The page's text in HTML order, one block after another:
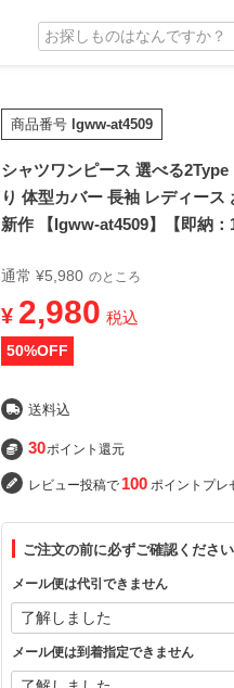
商品番号 lgww-at4509
シャツワンピース 選べる
り 体型カバー 長袖 レディー
新作 【lgww-at4509】【即納
通常 ¥5,980 のところ
¥ 2,980 税込
50%OFF
送料込
30ポイント還元
レビュー投稿で 100 ポイントプレ
ご注文の前に必ずご確認ください
メール便は代引できません
メール便は到着指定できません